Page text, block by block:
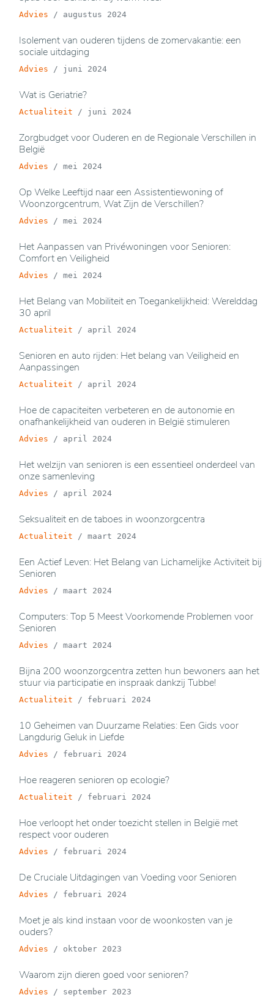
Advies / augustus 2024
Isolement van ouderen tijdens de zomervakantie: een
sociale uitdaging
Advies / juni 2024
Wat is Geriatrie?
Actualiteit / juni 2024
Zorgbudget voor Ouderen en de Regionale Verschillen in
België
Advies / mei 2024
Op Welke Leeftijd naar een Assistentiewoning of
Woonzorgcentrum, Wat Zijn de Verschillen?
Advies / mei 2024
Het Aanpassen van Privéwoningen voor Senioren:
Comfort en Veiligheid
Advies / mei 2024
Het Belang van Mobiliteit en Toegankelijkheid: Werelddag
30 april
Actualiteit / april 2024
Senioren en auto rijden: Het belang van Veiligheid en
Aanpassingen
Actualiteit / april 2024
Hoe de capaciteiten verbeteren en de autonomie en
onafhankelijkheid van ouderen in België stimuleren
Advies / april 2024
Het welzijn van senioren is een essentieel onderdeel van
onze samenleving
Advies / april 2024
Seksualiteit en de taboes in woonzorgcentra
Actualiteit / maart 2024
Een Actief Leven: Het Belang van Lichamelijke Activiteit bij
Senioren
Advies / maart 2024
Computers: Top 5 Meest Voorkomende Problemen voor
Senioren
Advies / maart 2024
Bijna 200 woonzorgcentra zetten hun bewoners aan het
stuur via participatie en inspraak dankzij Tubbe!
Actualiteit / februari 2024
10 Geheimen van Duurzame Relaties: Een Gids voor
Langdurig Geluk in Liefde
Advies / februari 2024
Hoe reageren senioren op ecologie?
Actualiteit / februari 2024
Hoe verloopt het onder toezicht stellen in België met
respect voor ouderen
Advies / februari 2024
De Cruciale Uitdagingen van Voeding voor Senioren
Advies / februari 2024
Moet je als kind instaan voor de woonkosten van je
ouders?
Advies / oktober 2023
Waarom zijn dieren goed voor senioren?
Advies / september 2023